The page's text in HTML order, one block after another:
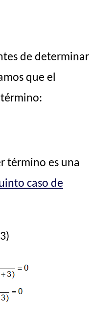
de determinar
que el
término es una
caso de